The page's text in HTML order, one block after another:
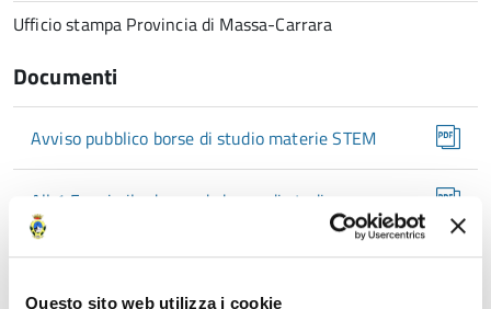
Questo sito web utilizza i cookie
Ufficio stampa Provincia di Massa-Carrara
Documenti
Avviso pubblico borse di studio materie STEM
All 1 Fac simile domanda borse di studio
materie STEM